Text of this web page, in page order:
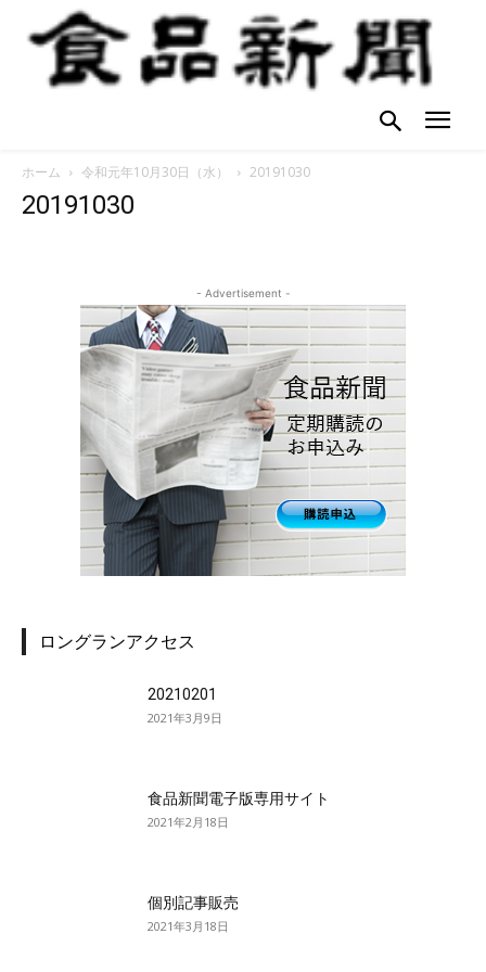
ホーム 令和元年10月30日（水） 20191030
20191030
- Advertisement -
ロングランアクセス
20210201
2021年3月9日
食品新聞電子版専用サイト
2021年2月18日
個別記事販売
2021年3月18日